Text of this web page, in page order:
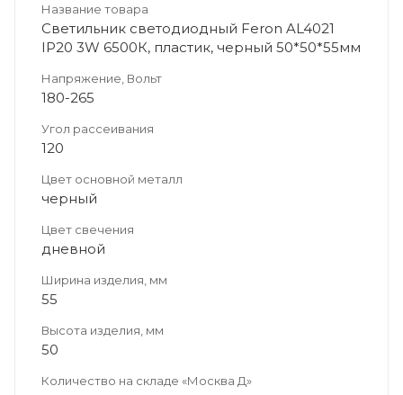
Название товара
Светильник светодиодный Feron AL4021
IP20 3W 6500К, пластик, черный 50*50*55мм
Напряжение, Вольт
180-265
Угол рассеивания
120
Цвет основной металл
черный
Цвет свечения
дневной
Ширина изделия, мм
55
Высота изделия, мм
50
Количество на складе «Москва Д»